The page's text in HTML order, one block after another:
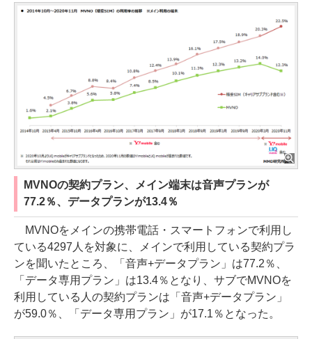
MVNOの契約プラン、メイン端末は音声プランが
77.2％、データプランが13.4％
MVNOをメインの携帯電話・スマートフォンで利用し
ている4297人を対象に、メインで利用している契約プラ
ンを聞いたところ、「音声+データプラン」は77.2％、
「データ専用プラン」は13.4％となり、サブでMVNOを
利用している人の契約プランは「音声+データプラン」
が59.0％、「データ専用プラン」が17.1％となった。